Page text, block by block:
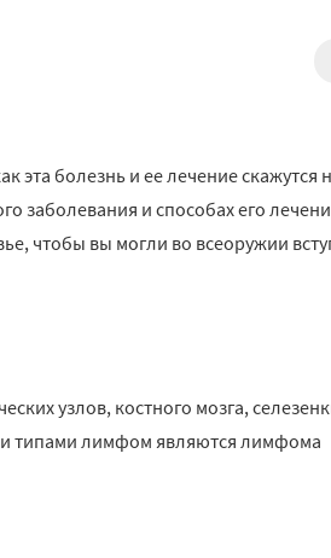
эта болезнь и ее лечение скажутся
заболевания и способах его
чтобы вы могли во всеоружии
узлов, костного мозга,
типами лимфом являются лимфома